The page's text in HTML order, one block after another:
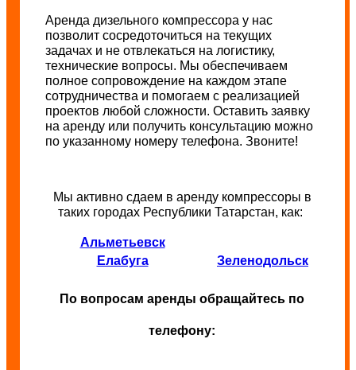
Аренда дизельного компрессора у нас
позволит сосредоточиться на текущих
задачах и не отвлекаться на логистику,
технические вопросы. Мы обеспечиваем
полное сопровождение на каждом этапе
сотрудничества и помогаем с реализацией
проектов любой сложности. Оставить заявку
на аренду или получить консультацию можно
по указанному номеру телефона. Звоните!
Мы активно сдаем в аренду компрессоры в
таких городах Республики Татарстан, как:
Альметьевск
Елабуга
Зеленодольск
По вопросам аренды обращайтесь по
телефону: